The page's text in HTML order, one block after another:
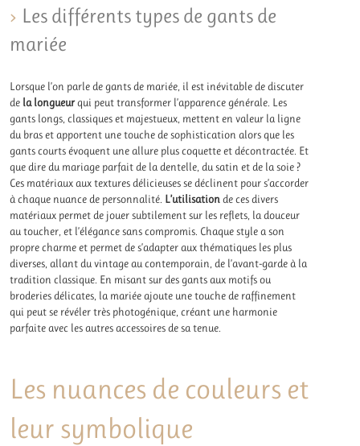
Les différents types de gants de
mariée
Lorsque l’on parle de gants de mariée, il est inévitable de discuter
de la longueurqui peut transformer l’apparence générale. Les
gants longs, classiques et majestueux, mettent en valeur la ligne
du bras et apportent une touche de sophistication alors que les
gants courts évoquent une allure plus coquette et décontractée. Et
que dire du mariage parfait de la dentelle, du satin et de la soie ?
Ces matériaux aux textures délicieuses se déclinent pour s’accorder
à chaque nuance de personnalité. L’utilisation de ces divers
matériaux permet de jouer subtilement sur les reflets, la douceur
au toucher, et l’élégance sans compromis. Chaque style a son
propre charme et permet de s’adapter aux thématiques les plus
diverses, allant du vintage au contemporain, de l’avant-garde à la
tradition classique. En misant sur des gants aux motifs ou
broderies délicates, la mariée ajoute une touche de raffinement
qui peut se révéler très photogénique, créant une harmonie
parfaite avec les autres accessoires de sa tenue.
Les nuances de couleurs et
leur symbolique